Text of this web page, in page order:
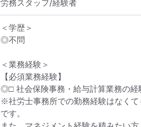
労務スタッフ/経験者
＜学歴＞
◎不問
＜業務経験＞
【必須業務経験】
◎□ 社会保険事務・給与計算業務の経
※社労士事務所での勤務経験はなく
です。